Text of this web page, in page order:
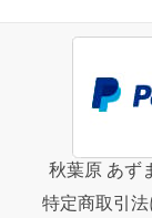
秋葉原 あず
特定商取引